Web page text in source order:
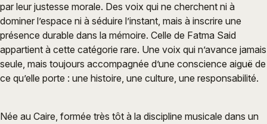
par leur justesse morale. Des voix qui ne cherchent ni à
dominer l’espace ni à séduire l’instant, mais à inscrire une
présence durable dans la mémoire. Celle de Fatma Said
appartient à cette catégorie rare. Une voix qui n’avance jamais
seule, mais toujours accompagnée d’une conscience aiguë de
ce qu’elle porte : une histoire, une culture, une responsabilité.
Née au Caire, formée très tôt à la discipline musicale dans un